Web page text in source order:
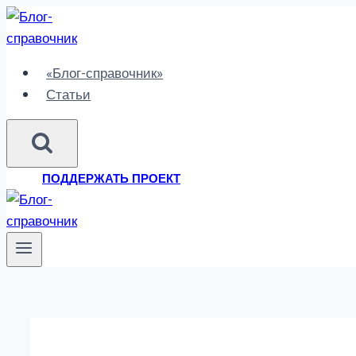
Перейти
к
«Блог-справочник»
Статьи
ПОДДЕРЖАТЬ ПРОЕКТ